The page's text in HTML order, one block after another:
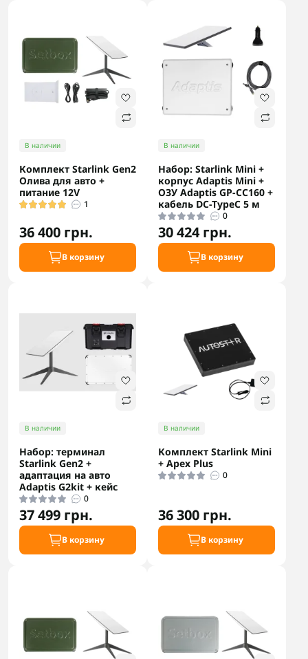
В наличии
Комплект Starlink Gen2
Олива для авто +
питание 12V
1
36 400 грн.
В корзину
В наличии
Набор: Starlink Mini +
корпус Adaptis Mini +
ОЗУ Adaptis GP-CC160 +
кабель DC-TypeC 5 м
0
30 424 грн.
В корзину
В наличии
Набор: терминал
Starlink Gen2 +
адаптация на авто
Adaptis G2kit + кейс
0
37 499 грн.
В корзину
В наличии
Комплект Starlink Mini
+ Apex Plus
0
36 300 грн.
В корзину